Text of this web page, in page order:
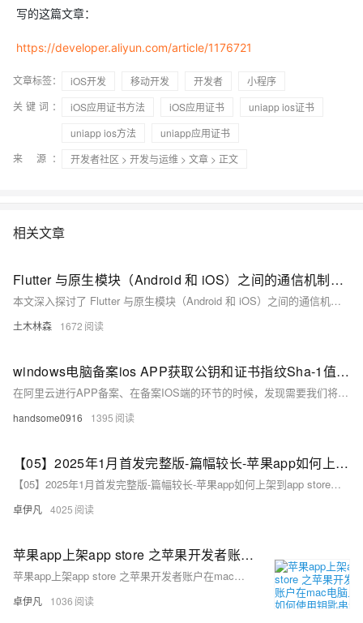
写的这篇文章：
https://developer.aliyun.com/article/1176721
文章标签： iOS开发 移动开发 开发者
小程序
关键词：
iOS应用证书方法 iOS应用证书
uniapp ios证书
uniapp ios方法
uniapp应用证书
来 源：
开发者社区 > 开发与运维 > 文章 > 正文
相关文章
Flutter 与原生模块（Android 和 iOS）之间的通信机制，包括方法调用、事件传递等，分析了通信的必要性、主要方式、数据传递、性能优化及错误处理，并通过实际案例展示了其应用效果，展望了未来的发展趋势
本文深入探讨了 Flutter 与原生模块（Android 和 iOS）之间的通信机制，包括方法调用、事件传递等，分析了通信的必要性、主要方式、数据传递、性能优化及错误处理，并通过实际案例展示了其应用效果，展望了未来的发展趋势。这对于实现高效的跨平台移动应用开发具有重要指导意义。
土木林森 1672
windows电脑备案ios APP获取公钥和证书指纹Sha-1值的方法
在阿里云进行APP备案、在备案IOS端的环节的时候，发现需要我们将p12证书安装在电脑上，再用xcode或或钥匙串访问来获取这个证书的公钥和sha-1值。 但是大部分开发uniapp应用的同学们，或者进行发布的运维人员的电脑都是windows，无法按照阿里云的教程来获取ios的公钥和sha-1。备案就被卡主了。 这里介绍下另一个方法，就是使用香蕉云编来在线上传证书获取。如下图所示，打开香蕉云编后，找到下图这个功能
handsome0916 1395
【05】2025年1月首发完整版-篇幅较长-苹果app如何上架到app store完整流程·不借助第三方上架工具的情况下无需花钱但需仔细学习-优雅草央千澈详解关于APP签名以及分发-们最关心的一篇来了-IOS上架app
【05】2025年1月首发完整版-篇幅较长-苹果app如何上架到app store完整流程·不借助第三方上架工具的情况下无需花钱但需仔细学习-优雅草央千澈详解关于APP签名以及分发-们最关心的一篇来了-IOS上架app
卓伊凡 4025
苹果app上架app store 之苹果开发者账户在mac电脑上如何使用钥匙串访问-发行-APP发布证书ios_distribution.cer-优雅草卓伊凡
苹果app上架app store 之苹果开发者账户在mac电脑上如何使用钥匙串访问-发行-APP发布证书ios_distribution.cer-优雅草卓伊凡
卓伊凡 1036